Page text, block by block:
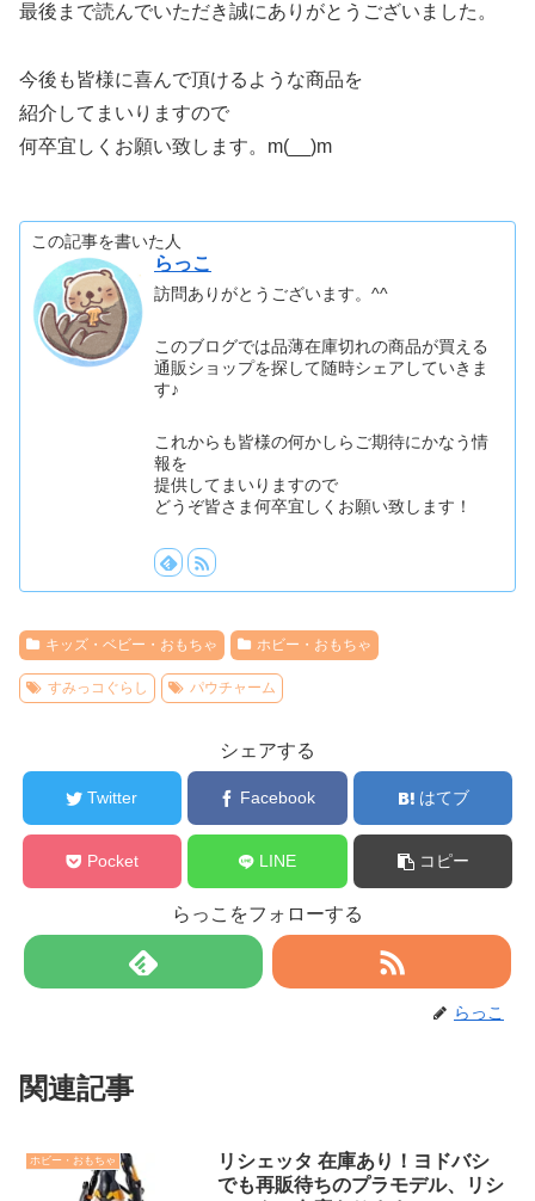
最後まで読んでいただき誠にありがとうございました。
今後も皆様に喜んで頂けるような商品を
紹介してまいりますので
何卒宜しくお願い致します。m(__)m
この記事を書いた人
らっこ
訪問ありがとうございます。^^
このブログでは品薄在庫切れの商品が買える
通販ショップを探して随時シェアしていきま
す♪
これからも皆様の何かしらご期待にかなう情
報を
提供してまいりますので
どうぞ皆さま何卒宜しくお願い致します！
キッズ・ベビー・おもちゃ ホビー・おもちゃ
すみっコぐらし パウチャーム
シェアする
Twitter Facebook はてブ
Pocket LINE コピー
らっこをフォローする
らっこ
関連記事
ホビー・おもちゃ
リシェッタ 在庫あり！ヨドバシ
でも再販待ちのプラモデル、リシ